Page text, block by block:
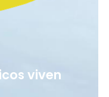
viven